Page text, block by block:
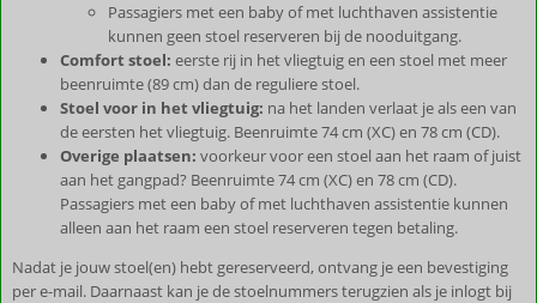
Passagiers met een baby of met luchthaven assistentie
kunnen geen stoel reserveren bij de nooduitgang.
Comfort stoel: eerste rij in het vliegtuig en een stoel met meer
beenruimte (89 cm) dan de reguliere stoel.
Stoel voor in het vliegtuig: na het landen verlaat je als een van
de eersten het vliegtuig. Beenruimte 74 cm (XC) en 78 cm (CD).
Overige plaatsen: voorkeur voor een stoel aan het raam of juist
aan het gangpad? Beenruimte 74 cm (XC) en 78 cm (CD).
Passagiers met een baby of met luchthaven assistentie kunnen
alleen aan het raam een stoel reserveren tegen betaling.
Nadat je jouw stoel(en) hebt gereserveerd, ontvang je een bevestiging
per e-mail. Daarnaast kan je de stoelnummers terugzien als je inlogt bij